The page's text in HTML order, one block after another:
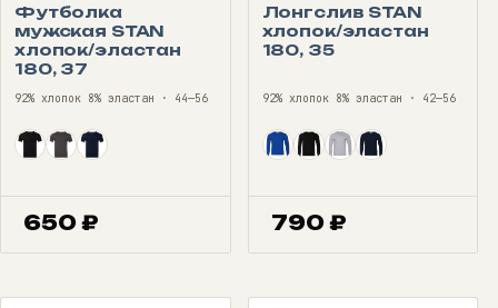
Футболка
мужская STAN
хлопок/эластан
180, 37
92% хлопок 8% эластан · 44—56
650 ₽
Лонгслив STAN
хлопок/эластан
180, 35
92% хлопок 8% эластан · 42—56
790 ₽